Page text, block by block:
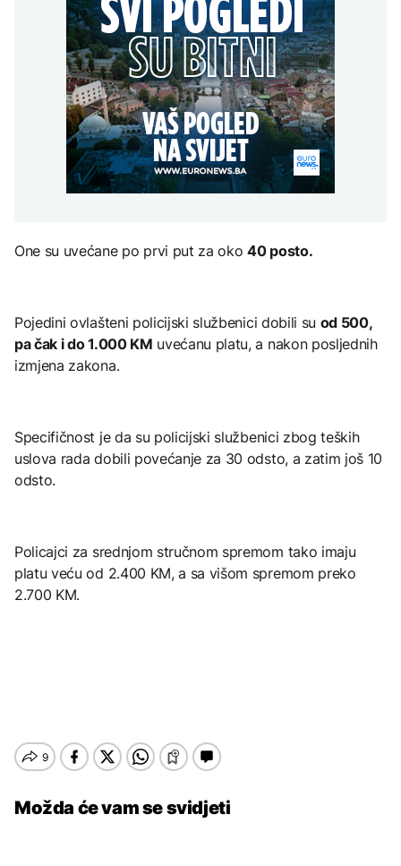
Vatra na
nepristupačnom terenu,
kuće nisu ugrožene
AKTUELNO
Situacija na požarištu
kod Trebinja stabilna:
Vatra na
nepristupačnom terenu,
kuće nisu ugrožene
Zelenski stigao u Srbiju
Predsjednik Kolumbije
objavio rat kartelima,
Trump mu šalje milijardu
dolara
AKTUELNO
Rusi gađali Kijevsku
oblast, Ukrajinci
rafineriju nafte - ima
nastradalih
Sarajevo Film Festival
ZANIMLJIVOSTI
Pripremite se za nebeski
spektakl: Kiša meteora
Perseidi stiže sredinom
augusta
Istorijska presuda protiv
One su uvećane po prvi put za oko40 posto.
Pojedini ovlašteni policijski službenici dobili su od 500,
pa čak i do 1.000 KM uvećanu platu, a nakon posljednih
izmjena zakona.
Specifičnost je da su policijski službenici zbog teških
uslova rada dobili povećanje za 30 odsto, a zatim još 10
odsto.
Policajci za srednjom stručnom spremom tako imaju
platu veću od 2.400 KM, a sa višom spremom preko
2.700 KM.
Možda će vam se svidjeti